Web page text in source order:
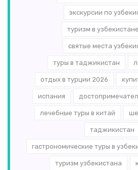
экскурсии по
туризм в
святые места
туры в таджикистан
отдых в турции 2026
испания
лечебные туры в китай
таджикистан
гастрономические туры в
туризм узбекистана